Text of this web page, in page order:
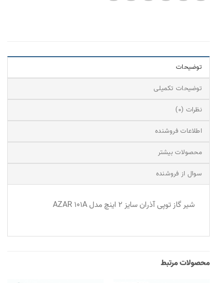
توضیحات
توضیحات تکمیلی
نظرات (0)
اطلاعات فروشنده
محصولات بیشتر
سوال از فروشنده
شیر گاز توپی آذران سایز 2 اینچ مدل AZAR 101A
محصولات مرتبط